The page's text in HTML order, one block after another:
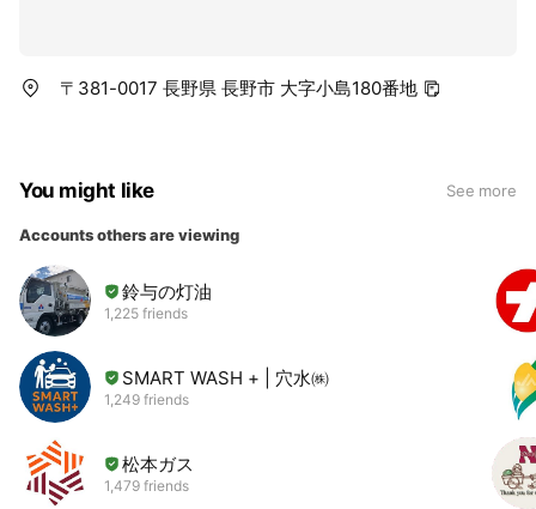
〒381-0017 長野県 長野市 大字小島180番地
You might like See more
Accounts others are viewing
鈴与の灯油
1,225 friends
SMART WASH + | 穴水㈱
1,249 friends
松本ガス
1,479 friends